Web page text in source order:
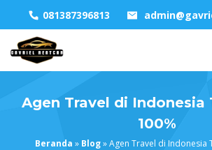
content
081387396813
Agen Travel di Indonesia
100%
Beranda » Blog»Agen Travel di Indonesia